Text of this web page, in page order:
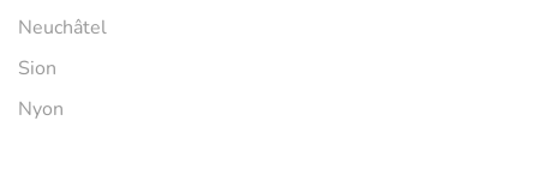
Neuchâtel
Sion
Nyon